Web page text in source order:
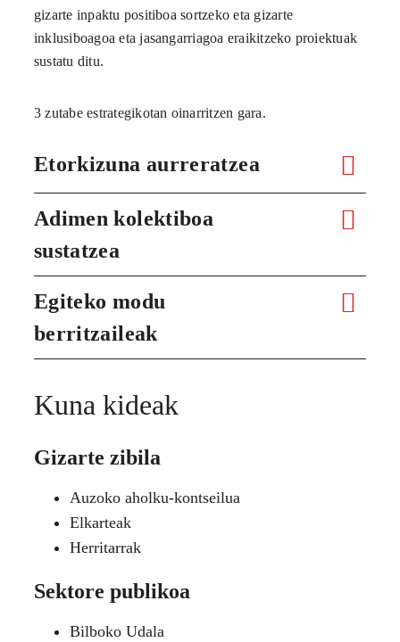
gizarte inpaktu positiboa sortzeko eta gizarte
inklusiboagoa eta jasangarriagoa eraikitzeko proiektuak
sustatu ditu.
3 zutabe estrategikotan oinarritzen gara.
Etorkizuna aurreratzea
Adimen kolektiboa
sustatzea
Egiteko modu
berritzaileak
Kuna kideak
Gizarte zibila
Auzoko aholku-kontseilua
Elkarteak
Herritarrak
Sektore publikoa
Bilboko Udala